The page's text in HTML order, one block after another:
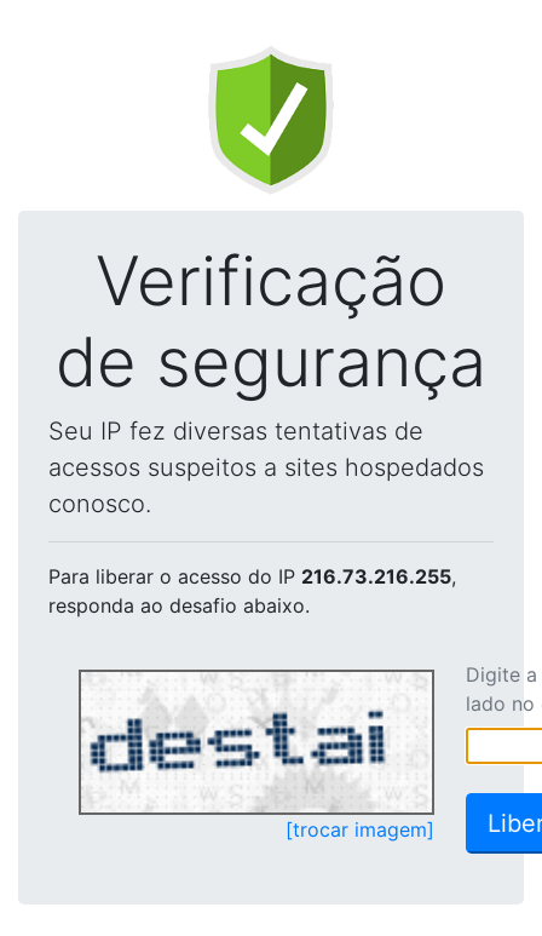
Verificação
de segurança
Seu IP fez diversas tentativas de
acessos suspeitos a sites hospedados
conosco.
Para liberar o acesso do IP 216.73.216.255,
responda ao desafio abaixo.
[trocar imagem]
Digite
lado no